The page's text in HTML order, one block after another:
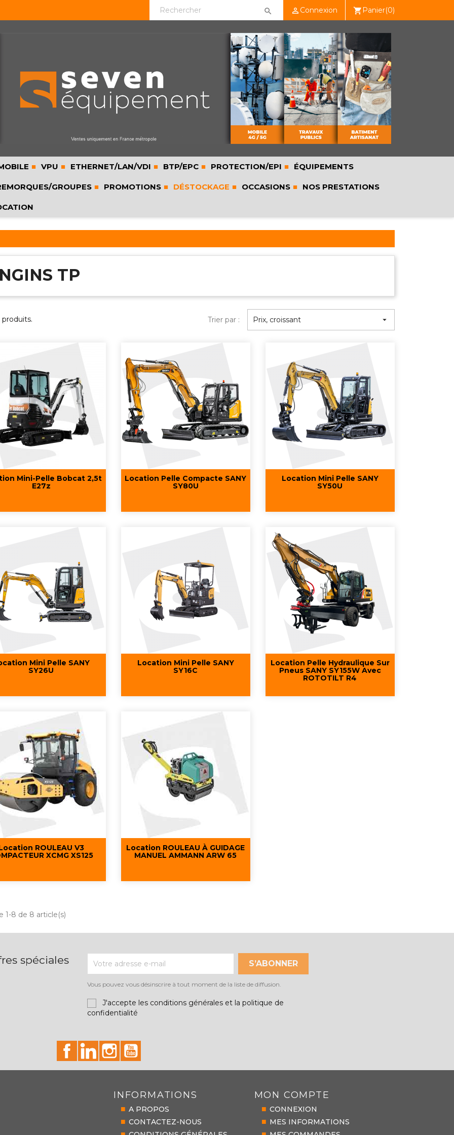
  Connexion shopping_cart Panier(0)
VPU ETHERNET/LAN/VDI BTP/EPC PROTECTION/EPI ÉQUIPEMENTS
GROUPES PROMOTIONS DÉSTOCKAGE OCCASIONS NOS PRESTATIONS
TP
Trier par : Prix, croissant 
Mini-Pelle Bobcat 2,5t
E27z
Location Pelle Compacte SANY
SY80U
Location Mini Pelle SANY
SY50U
Mini Pelle SANY
SY26U
Location Mini Pelle SANY
SY16C
Location Pelle Hydraulique Sur
Pneus SANY SY155W Avec
ROTOTILT R4
ROULEAU V3
XCMG XS125
Location ROULEAU À GUIDAGE
MANUEL AMMANN ARW 65
1-8 de 8 article(s)
spéciales
Vous pouvez vous désinscrire à tout moment de la liste de diffusion.
J'accepte les conditions générales et la politique de
confidentialité
id="facebook-social"
id="linkedin-social"
id="instagram-social"
INFORMATIONS
A PROPOS
CONTACTEZ-NOUS
MON COMPTE
CONNEXION
MES INFORMATIONS